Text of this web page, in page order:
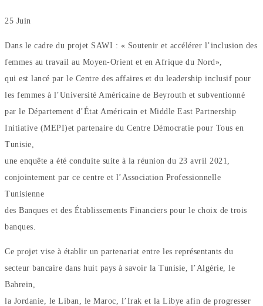
25 Juin
Dans le cadre du projet SAWI : « Soutenir et accélérer l’inclusion des
femmes au travail au Moyen-Orient et en Afrique du Nord»,
qui est lancé par le Centre des affaires et du leadership inclusif pour
les femmes à l’Université Américaine de Beyrouth et subventionné
par le Département d’État Américain et Middle East Partnership
Initiative (MEPI)et partenaire du Centre Démocratie pour Tous en
Tunisie,
une enquête a été conduite suite à la réunion du 23 avril 2021,
conjointement par ce centre et l’Association Professionnelle
Tunisienne
des Banques et des Établissements Financiers pour le choix de trois
banques.
Ce projet vise à établir un partenariat entre les représentants du
secteur bancaire dans huit pays à savoir la Tunisie, l’Algérie, le
Bahrein,
la Jordanie, le Liban, le Maroc, l’Irak et la Libye afin de progresser